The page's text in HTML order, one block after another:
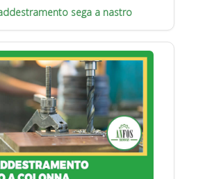
sega a nastro